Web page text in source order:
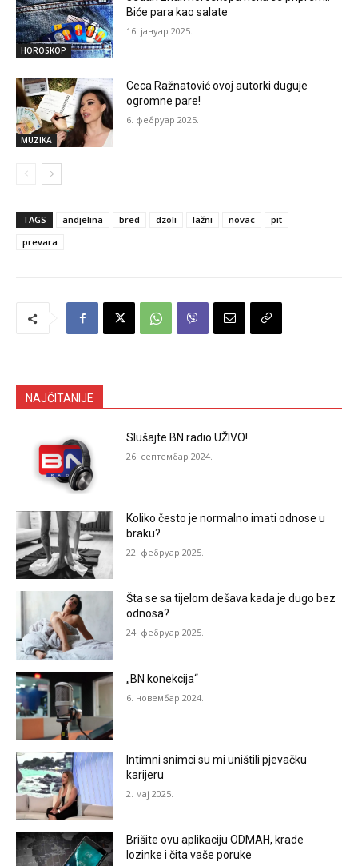
HOROSKOP
Biće para kao salate
16. јануар 2025.
MUZIKA
Ceca Ražnatović ovoj autorki duguje
ogromne pare!
6. фебруар 2025.
TAGS andjelina bred dzoli lažni novac
pit
prevara
NAJČITANIJE
Slušajte BN radio UŽIVO!
26. септембар 2024.
Koliko često je normalno imati odnose u
braku?
22. фебруар 2025.
Šta se sa tijelom dešava kada je dugo bez
odnosa?
24. фебруар 2025.
„BN konekcija“
6. новембар 2024.
Intimni snimci su mi uništili pjevačku
karijeru
2. мај 2025.
Brišite ovu aplikaciju ODMAH, krade
lozinke i čita vaše poruke